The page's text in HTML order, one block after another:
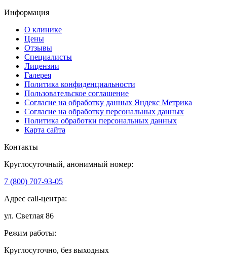
Информация
О клинике
Цены
Отзывы
Специалисты
Лицензии
Галерея
Политика конфиденциальности
Пользовательское соглашение
Согласие на обработку данных Яндекс Метрика
Согласие на обработку персональных данных
Политика обработки персональных данных
Карта сайта
Контакты
Круглосуточный, анонимный номер:
7 (800) 707-93-05
Адрес call-центра:
ул. Светлая 86
Режим работы:
Круглосуточно, без выходных